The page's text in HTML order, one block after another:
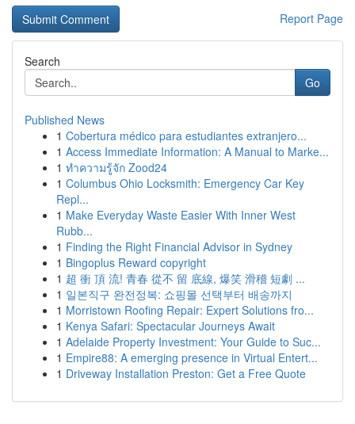
Report Page
Search
Go
Published News
1 Cobertura médico para estudiantes extranjero...
1 Access Immediate Information: A Manual to Marke...
1 ทำความรู้จัก Zood24
1 Columbus Ohio Locksmith: Emergency Car Key
Repl...
1 Make Everyday Waste Easier With Inner West
Rubb...
1 Finding the Right Financial Advisor in Sydney
1 Bingoplus Reward copyright
1 超 衝 頂 流! 青春 從不 留 底線, 爆笑 滑稽 短劇 ...
1 일본직구 완전정복: 쇼핑몰 선택부터 배송까지
1 Morristown Roofing Repair: Expert Solutions fro...
1 Kenya Safari: Spectacular Journeys Await
1 Adelaide Property Investment: Your Guide to Suc...
1 Empire88: A emerging presence in Virtual Entert...
1 Driveway Installation Preston: Get a Free Quote